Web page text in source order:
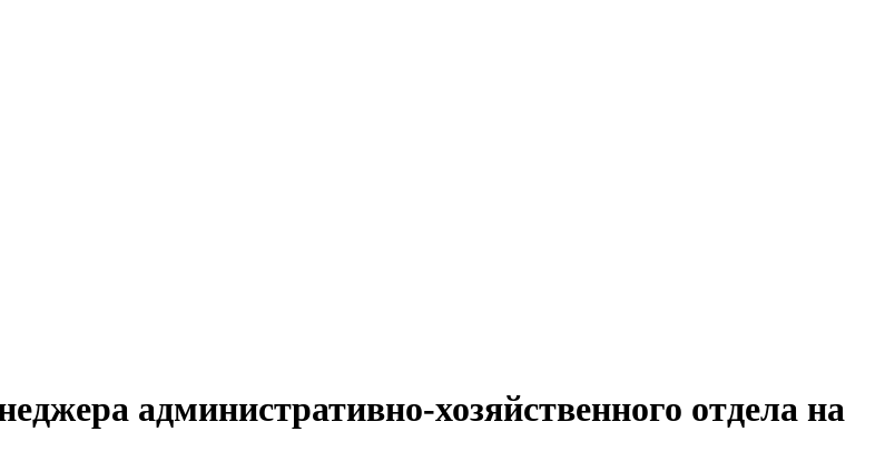
административно-хозяйственного отдела на